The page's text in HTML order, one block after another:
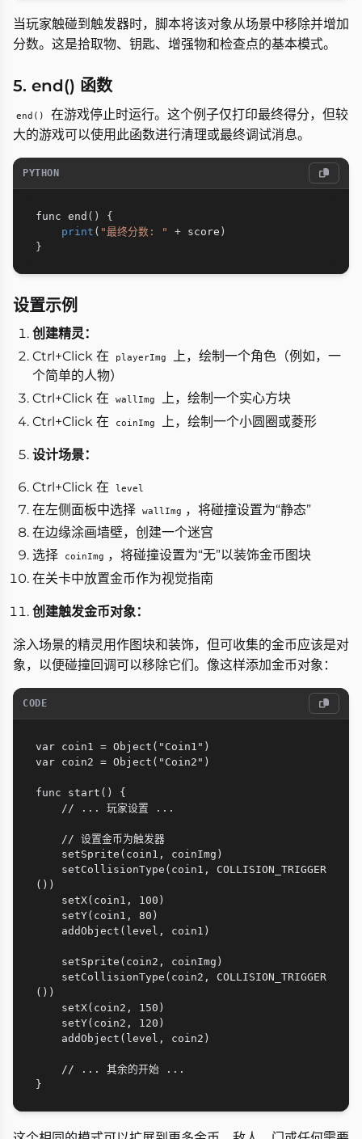
当玩家触碰到触发器时，脚本将该对象从场景中移除并增加
分数。这是拾取物、钥匙、增强物和检查点的基本模式。
5. end() 函数
end()
在游戏停止时运行。这个例子仅打印最终得分，但较
大的游戏可以使用此函数进行清理或最终调试消息。
PYTHON
func end ( )
{
print ( "最终分数: " + score )
}
设置示例
创建精灵：
Ctrl+Click 在
playerImg
上，绘制一个角色（例如，一
个简单的人物）
Ctrl+Click 在
wallImg
上，绘制一个实心方块
Ctrl+Click 在
coinImg 上，绘制一个小圆圈或菱形
设计场景：
Ctrl+Click 在 level
在左侧面板中选择 wallImg ，将碰撞设置为“静态”
在边缘涂画墙壁，创建一个迷宫
选择
coinImg ，将碰撞设置为“无”以装饰金币图块
在关卡中放置金币作为视觉指南
创建触发金币对象：
涂入场景的精灵用作图块和装饰，但可收集的金币应该是对
象，以便碰撞回调可以移除它们。像这样添加金币对象：
CODE
var coin1 = Object("Coin1")
var coin2 = Object("Coin2")
func start() {
())
())